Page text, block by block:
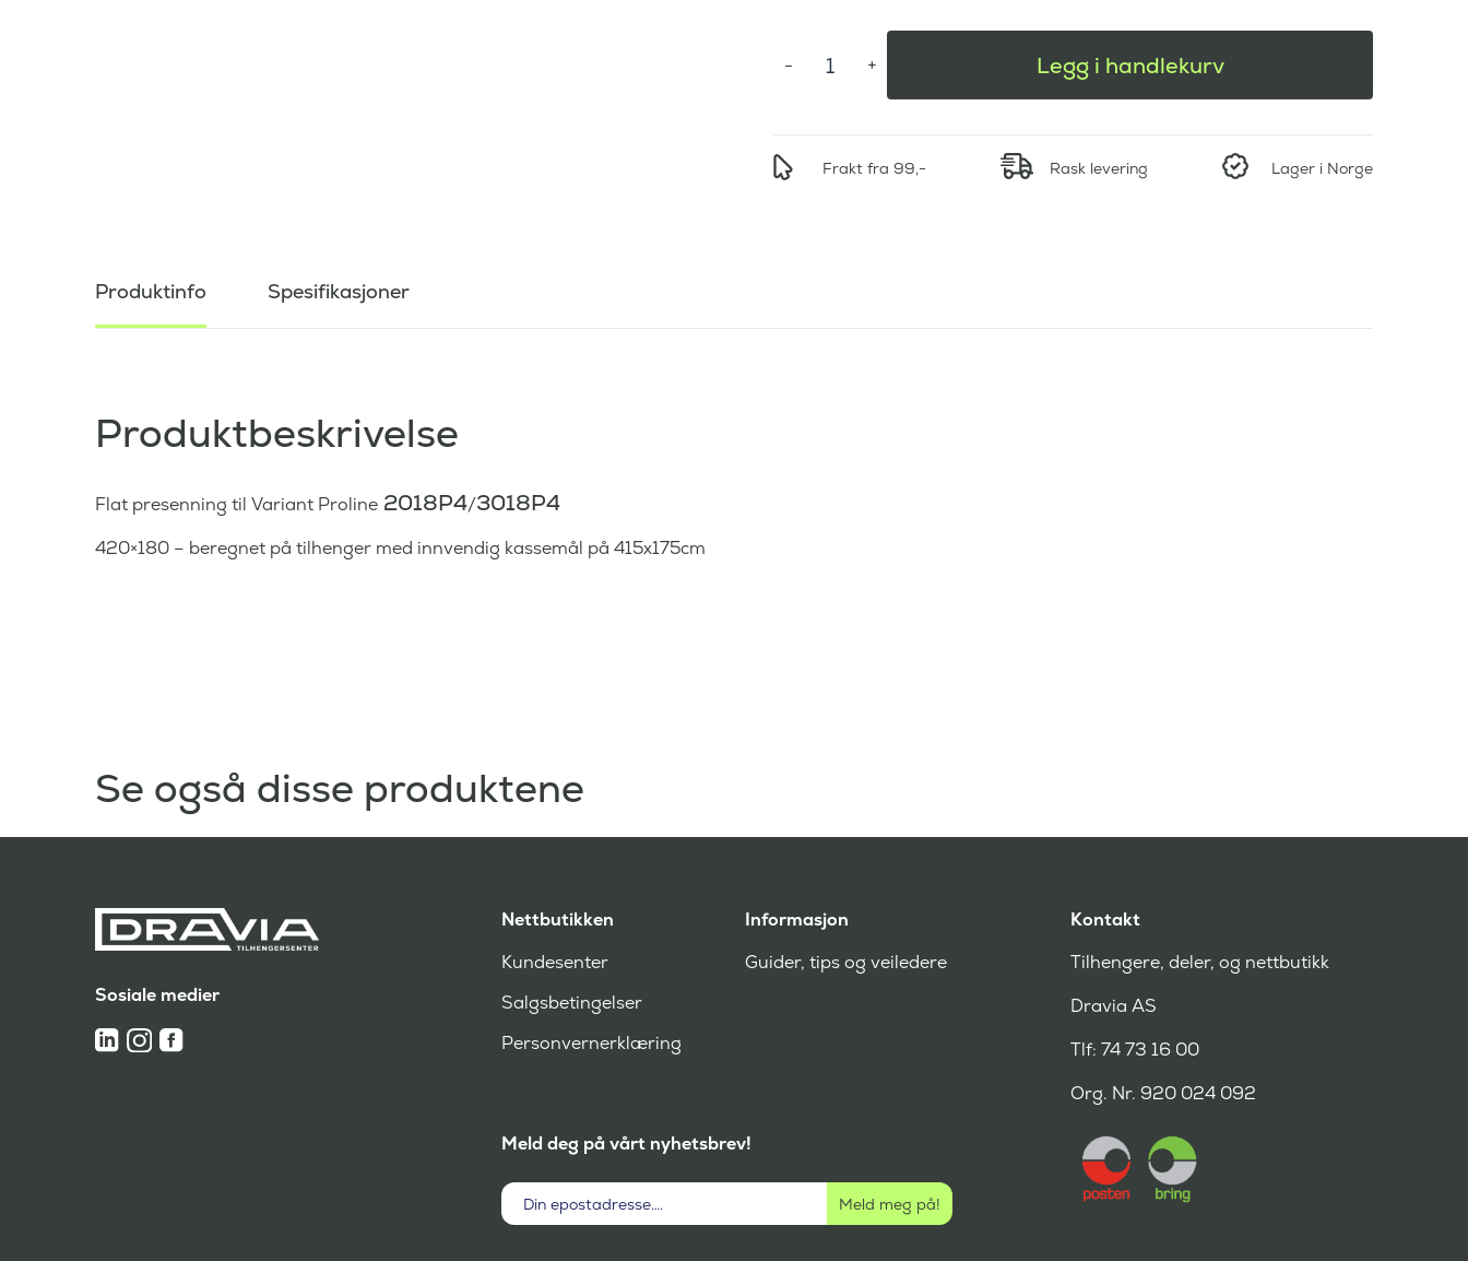
Legg i handlekurv
Frakt fra 99,- Rask levering Lager i Norge
Produktinfo Spesifikasjoner
Produktbeskrivelse
Flat presenning til Variant Proline 2018P4/3018P4
420×180 – beregnet på tilhenger med innvendig kassemål på 415x175cm
Se også disse produktene
Sosiale medier
Nettbutikken
Kundesenter
Salgsbetingelser
Personvernerklæring
Informasjon
Guider, tips og veiledere
Meld deg på vårt nyhetsbrev!
Kontakt
Tilhengere, deler, og nettbutikk
Dravia AS
Tlf: 74 73 16 00
Org. Nr. 920 024 092